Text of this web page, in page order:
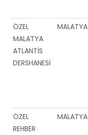
ÖZEL
MALATYA
ATLANTİS
DERSHANESİ
MALATYA
ÖZEL
REHBER
MALATYA